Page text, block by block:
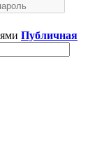
Публичная